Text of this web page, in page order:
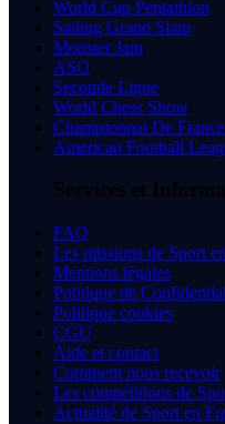
World Cup Pentathlon
Sailing Grand Slam
Monster Jam
ASO
Seconde Ligue
World Chess Show
Championnat De
American Football
Services et
FAQ
Les missions de Sport
Mentions légales
Politique de
Politique cookies
CGU
Aide et contact
Comment nous recevoir
Les compétitions de
Actualité de Sport en